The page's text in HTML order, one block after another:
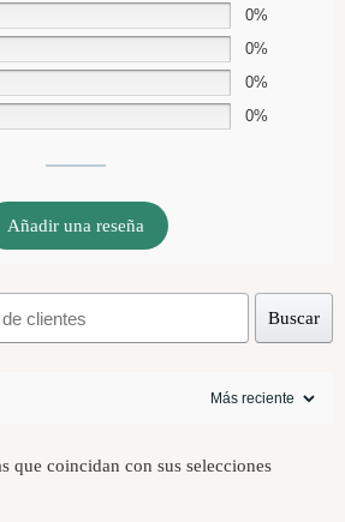
0%
0%
0%
0%
Añadir una reseña
Buscar
que coincidan con sus selecciones